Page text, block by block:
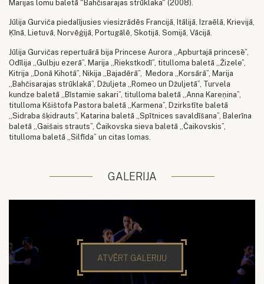
Marijas lomu baletā "Bahčisarajas strūklaka" (2008).
Jūlija Gurviča piedalījusies viesizrādēs Francijā, Itālijā, Izraēlā, Krievijā,
Ķīnā, Lietuvā, Norvēģijā, Portugālē, Skotijā, Somijā, Vācijā.
Jūlija Gurvičas repertuārā bija Princese Aurora „Apburtajā princesē”,
Odīlija „Gulbju ezerā”, Marija „Riekstkodī”, titulloma baletā „Žizele”,
Kitrija „Donā Kihotā”, Nikija „Bajadērā”, Medora „Korsārā”, Marija
„Bahčisarajas strūklakā”, Džuljeta „Romeo un Džuljetā”, Turvela
kundze baletā „Bīstamie sakari”, titulloma baletā „Anna Kareņina”,
titulloma Kšištofa Pastora baletā „Karmena”, Dzirkstīte baletā
„Sidraba šķidrauts”, Katarina baletā „Spītnices savaldīšana”, Balerīna
baletā „Gaišais strauts”, Čaikovska sieva baletā „Čaikovskis”,
titulloma baletā „Silfīda” un citas lomas.
GALERIJA
ATVĒRT GALERIJU